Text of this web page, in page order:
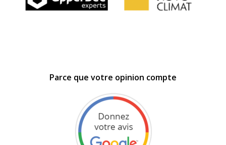
Parce que votre opinion compte